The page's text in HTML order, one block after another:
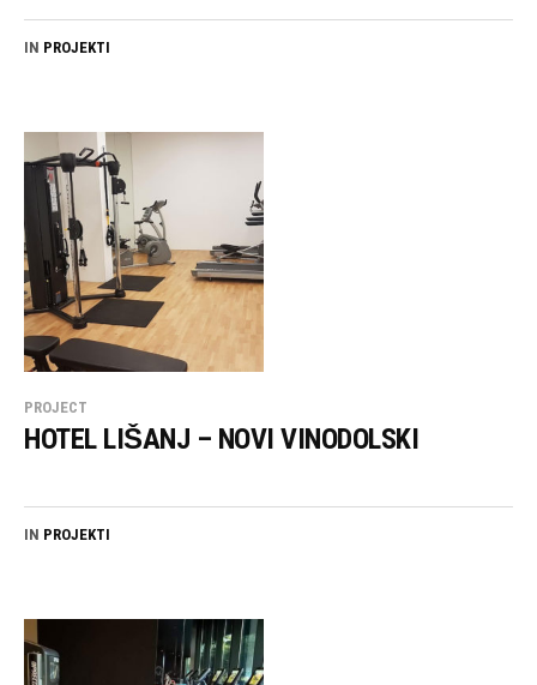
IN PROJEKTI
PROJECT
HOTEL LIŠANJ – NOVI VINODOLSKI
IN PROJEKTI